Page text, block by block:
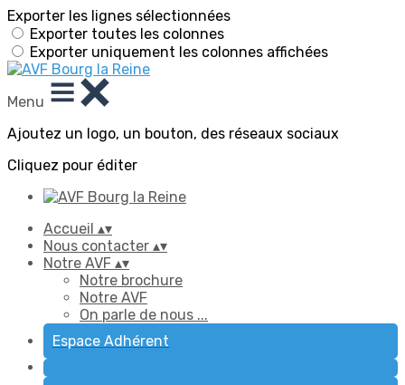
Exporter les lignes sélectionnées
Exporter toutes les colonnes
Exporter uniquement les colonnes affichées
Menu
Ajoutez un logo, un bouton, des réseaux sociaux
Cliquez pour éditer
Accueil ▴▾
Nous contacter ▴▾
Notre AVF ▴▾
Notre brochure
Notre AVF
On parle de nous ...
Espace Adhérent